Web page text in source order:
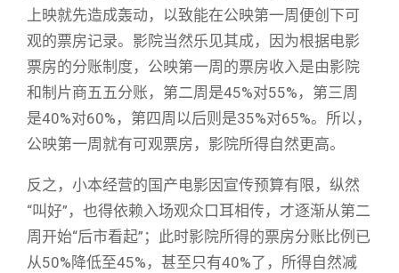
上映就先造成轰动，以致能在公映第一周便创下可
观的票房记录。影院当然乐见其成，因为根据电影
票房的分账制度，公映第一周的票房收入是由影院
和制片商五五分账，第二周是45%对55%，第三周
是40%对60%，第四周以后则是35%对65%。所以，
公映第一周就有可观票房，影院所得自然更高。
反之，小本经营的国产电影因宣传预算有限，纵然
“叫好”，也得依赖入场观众口耳相传，才逐渐从第二
周开始“后市看起”；此时影院所得的票房分账比例已
从50%降低至45%，甚至只有40%了，所得自然减